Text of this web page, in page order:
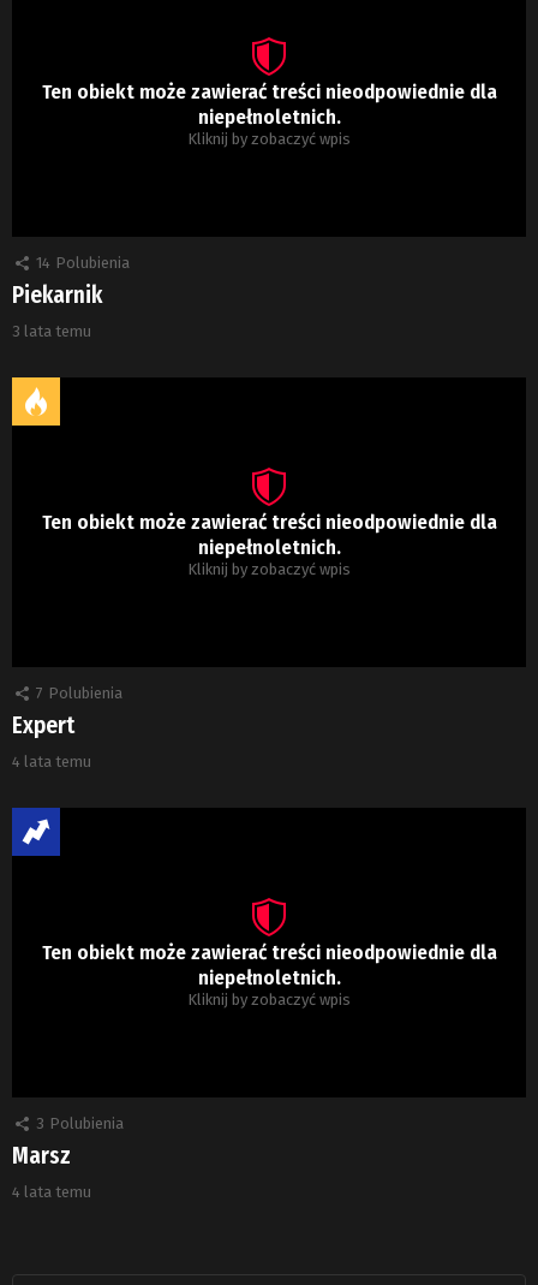
Ten obiekt może zawierać treści nieodpowiednie dla
niepełnoletnich.
Kliknij by zobaczyć wpis
14 Polubienia
Piekarnik
3 lata temu
Ten obiekt może zawierać treści nieodpowiednie dla
niepełnoletnich.
Kliknij by zobaczyć wpis
7 Polubienia
Expert
4 lata temu
Ten obiekt może zawierać treści nieodpowiednie dla
niepełnoletnich.
Kliknij by zobaczyć wpis
3 Polubienia
Marsz
4 lata temu